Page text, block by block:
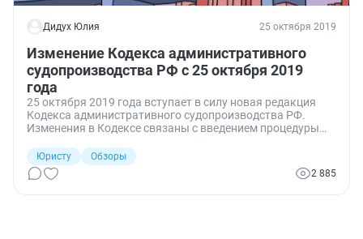
Дидух Юлия 25 октября 2019
Изменение Кодекса административного
судопроизводства РФ с 25 октября 2019
года
25 октября 2019 года вступает в силу новая редакция
Кодекса административного судопроизводства РФ.
Изменения в Кодексе связаны с введением процедуры
Юристу
Обзоры
2 885